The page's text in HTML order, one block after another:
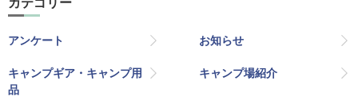
アンケート お知らせ
キャンプギア・キャンプ用
品
キャンプ場紹介